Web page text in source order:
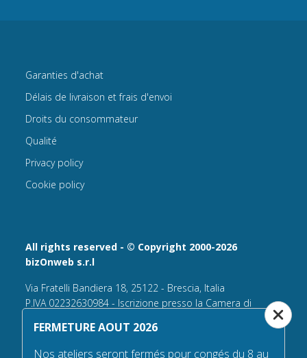
All rights reserved - © Copyright 2000-2026
bizOnweb s.r.l
Via Fratelli Bandiera 18, 25122 - Brescia, Italia
P.IVA 02232630984 - Iscrizione presso la Camera di
n° REA 432569 Capitale sociale versato Euro 25.000,00.
Garanties d'achat
Délais de livraison et frais d'envoi
Droits du consommateur
Qualité
Privacy policy
Cookie policy
FERMETURE AOUT 2026
Nos ateliers seront fermés pour congés du 8 au